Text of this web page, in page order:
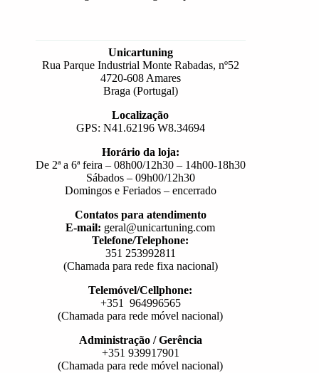
Unicartuning
Rua Parque Industrial Monte Rabadas, nº52
4720-608 Amares
Braga (Portugal)
Localização
GPS: N41.62196 W8.34694
Horário da loja:
De 2ª a 6ª feira – 08h00/12h30 – 14h00-18h30
Sábados – 09h00/12h30
Domingos e Feriados – encerrado
Contatos para atendimento
E-mail: geral@unicartuning.com
Telefone/Telephone:
351 253992811
(Chamada para rede fixa nacional)
Telemóvel/Cellphone:
+351 964996565
(Chamada para rede móvel nacional)
Administração / Gerência
+351 939917901
(Chamada para rede móvel nacional)